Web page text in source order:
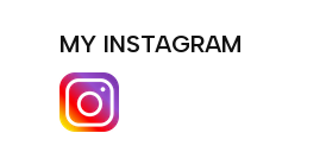
MY INSTAGRAM